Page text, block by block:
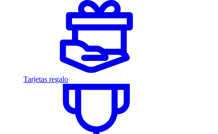
Tarjetas regalo